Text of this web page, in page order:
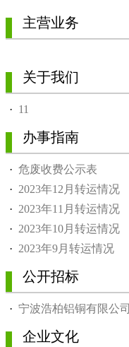
主营业务
关于我们
· 11
办事指南
· 危废收费公示表
· 2023年12月转运情况
· 2023年11月转运情况
· 2023年10月转运情况
· 2023年9月转运情况
公开招标
· 宁波浩柏铝铜有限公司
企业文化